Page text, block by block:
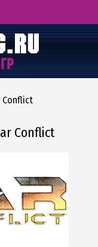
Conflict
Conflict